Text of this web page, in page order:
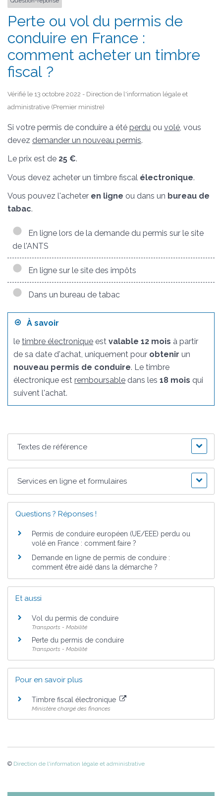
Perte ou vol du permis de
conduire en France :
comment acheter un timbre
fiscal ?
Vérifié le 13 octobre 2022 - Direction de l'information légale et
administrative (Premier ministre)
Si votre permis de conduire a été perdu ou volé, vous
devez demander un nouveau permis.
Le prix est de 25 €.
Vous devez acheter un timbre fiscal électronique.
Vous pouvez l'acheter en ligne ou dans un bureau de
tabac.
En ligne lors de la demande du permis sur le site
de l'ANTS
En ligne sur le site des impôts
Dans un bureau de tabac
À savoir
letimbre électronique estvalable 12 mois à partir
de sa date d'achat, uniquement pour obtenir un
nouveau permis de conduire. Le timbre
électronique estremboursable dans les18 mois qui
suivent l'achat.
Textes de référence
Services en ligne et formulaires
Questions ? Réponses !
Permis de conduire européen (UE/EEE) perdu ou
volé en France : comment faire ?
Demande en ligne de permis de conduire :
comment être aidé dans la démarche ?
Et aussi
Vol du permis de conduire
Transports - Mobilité
Perte du permis de conduire
Transports - Mobilité
Pour en savoir plus
Timbre fiscal électronique
Ministère chargé des finances
© Direction de l'information légale et administrative